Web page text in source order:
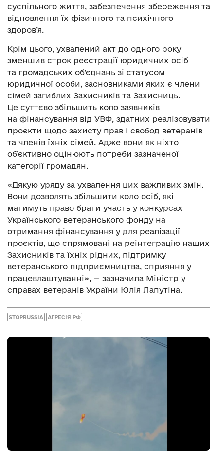
суспільного життя, забезпечення збереження та
відновлення ïx фізичного та психічного
здоров’я.
Крім цього, ухвалений акт до одного року
зменшив строк реєстрації юридичних осіб
та громадських об’єднань зі статусом
юридичної особи, засновниками яких є члени
сімей загиблих Захисників та Захисниць.
Це суттєво збільшить коло заявників
на фінансування від УВФ, здатних реалізовувати
проєкти щодо захисту прав і свобод ветеранів
та членів їхніх сімей. Адже вони як ніхто
об’єктивно оцінюють потреби зазначеної
категорії громадян.
«Дякую уряду за ухвалення цих важливих змін.
Вони дозволять збільшити коло осіб, які
матимуть право брати участь у конкурсах
Українського ветеранського фонду на
отримання фінансування у для реалізації
проєктів, що спрямовані на реінтеграцію наших
Захисників та їхніх рідних, підтримку
ветеранського підприємництва, сприяння у
працевлаштуванні», — зазначила Міністр у
справах ветеранів України Юлія Лапутіна.
STOPRUSSIA АГРЕСІЯ РФ